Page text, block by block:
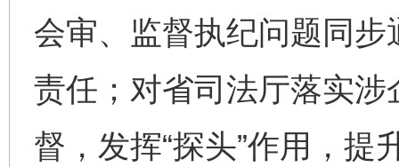
会审、监督执纪问题同
责任；对省司法厅落实
督，发挥“探头”作用，提